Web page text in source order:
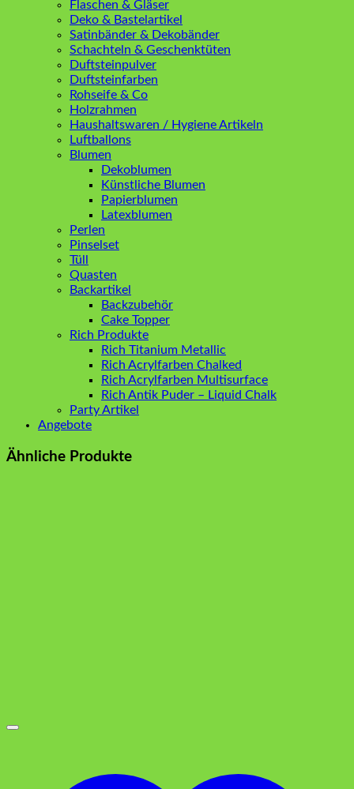
Flaschen & Gläser
Deko & Bastelartikel
Satinbänder & Dekobänder
Schachteln & Geschenktüten
Duftsteinpulver
Duftsteinfarben
Rohseife & Co
Holzrahmen
Haushaltswaren / Hygiene Artikeln
Luftballons
Blumen
Dekoblumen
Künstliche Blumen
Papierblumen
Latexblumen
Perlen
Pinselset
Tüll
Quasten
Backartikel
Backzubehör
Cake Topper
Rich Produkte
Rich Titanium Metallic
Rich Acrylfarben Chalked
Rich Acrylfarben Multisurface
Rich Antik Puder – Liquid Chalk
Party Artikel
Angebote
Ähnliche Produkte